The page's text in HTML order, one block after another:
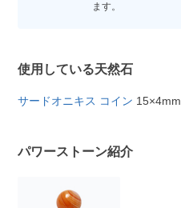
ます。
使用している天然石
サードオニキス コイン 15×4mm
パワーストーン紹介